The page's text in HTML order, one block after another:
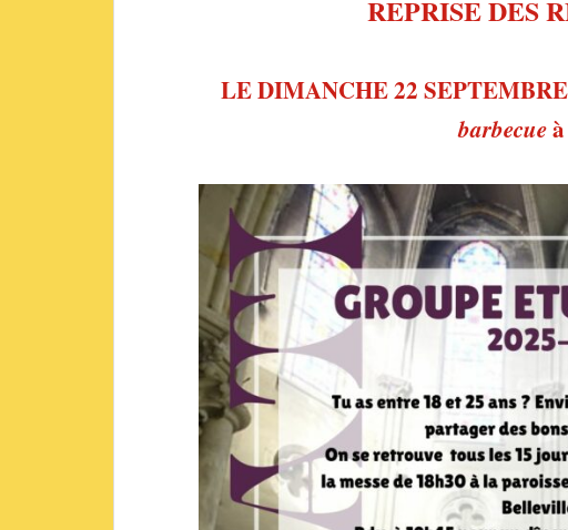
REPRISE DES
LE DIMANCHE 22
barbecueà